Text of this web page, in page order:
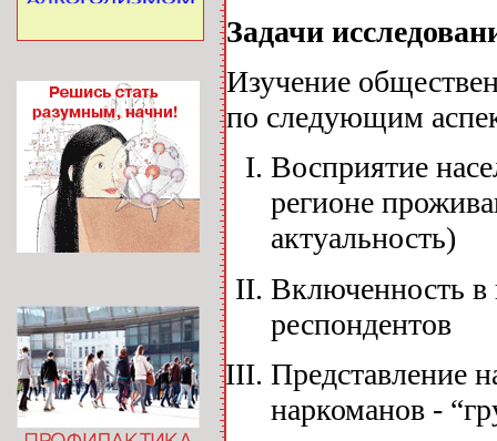
Задачи
Изучение
по следующим
Восприятие
регионе
актуальность)
Включенность в
респондентов
Представление
наркоманов -